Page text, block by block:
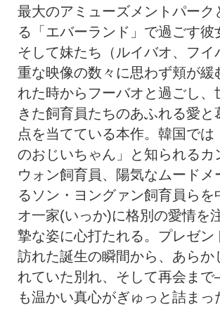
最大のアミューズメントパーク
る「エバーランド」で過ごす彼
そして妹たち（ルイバオ、フイ
重な映像の数々に思わず頬が緩
れた時からフーバオと過ごし、
きた飼育員たちのあふれる愛と
点を当てている本作。韓国では
のおじいちゃん」と知られるカ
ウォン飼育員、陽気なムードメ
るソン・ヨングァン飼育員らを
オ一家(いっか)に格別の愛情を
摯な姿に心打たれる。プレゼン
訪れた誕生の瞬間から、あらか
れていた別れ、そして再会まで
も温かい真心がぎゅっと詰まっ